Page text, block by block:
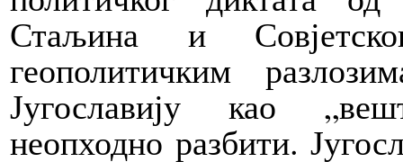
Стаљина и
геополитичким
Југославију као
неопходно разбити.